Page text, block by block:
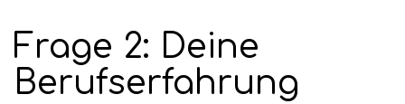
Frage 2: Deine
Berufserfahrung